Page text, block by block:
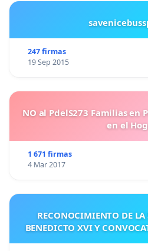
247 firmas
19 Sep 2015
NO al PdelS273 Familias en
en el
1 671 firmas
4 Mar 2017
RECONOCIMIENTO DE LA
BENEDICTO XVI Y